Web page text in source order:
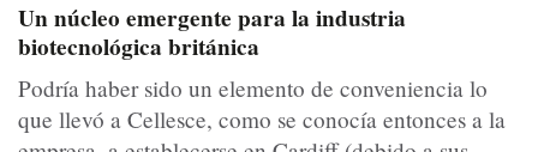
Un núcleo emergente para la industria
biotecnológica británica
Podría haber sido un elemento de conveniencia lo
que llevó a Cellesce, como se conocía entonces a la